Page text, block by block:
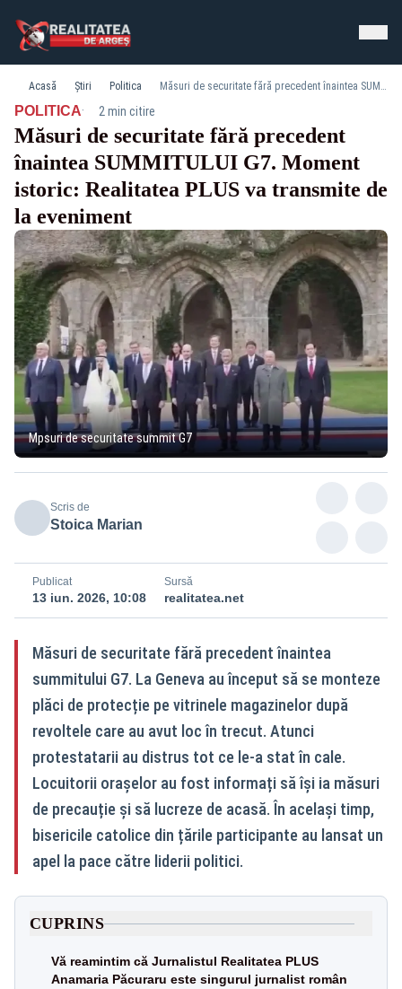
Acasă Știri Politica Măsuri de securitate fără precedent înaintea SUMMITULUI G7. Moment istoric: Realitatea PLUS va transmite de la eveniment
POLITICA· 2 min citire
Măsuri de securitate fără precedent
înaintea SUMMITULUI G7. Moment
istoric: Realitatea PLUS va transmite de
la eveniment
Mpsuri de securitate summit G7
Scris de
Stoica Marian
Publicat
13 iun. 2026, 10:08
Sursă
realitatea.net
Măsuri de securitate fără precedent înaintea
summitului G7. La Geneva au început să se monteze
plăci de protecție pe vitrinele magazinelor după
revoltele care au avut loc în trecut. Atunci
protestatarii au distrus tot ce le-a stat în cale.
Locuitorii orașelor au fost informați să își ia măsuri
de precauție și să lucreze de acasă. În același timp,
bisericile catolice din țările participante au lansat un
apel la pace către liderii politici.
CUPRINS
Vă reamintim că Jurnalistul Realitatea PLUS
Anamaria Păcuraru este singurul jurnalist român